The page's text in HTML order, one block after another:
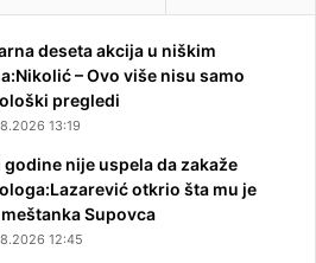
deseta akcija u niškim
– Ovo više nisu samo
pregledi
13:19
godine nije uspela da zakaže
otkrio šta mu je
Supovca
12:45